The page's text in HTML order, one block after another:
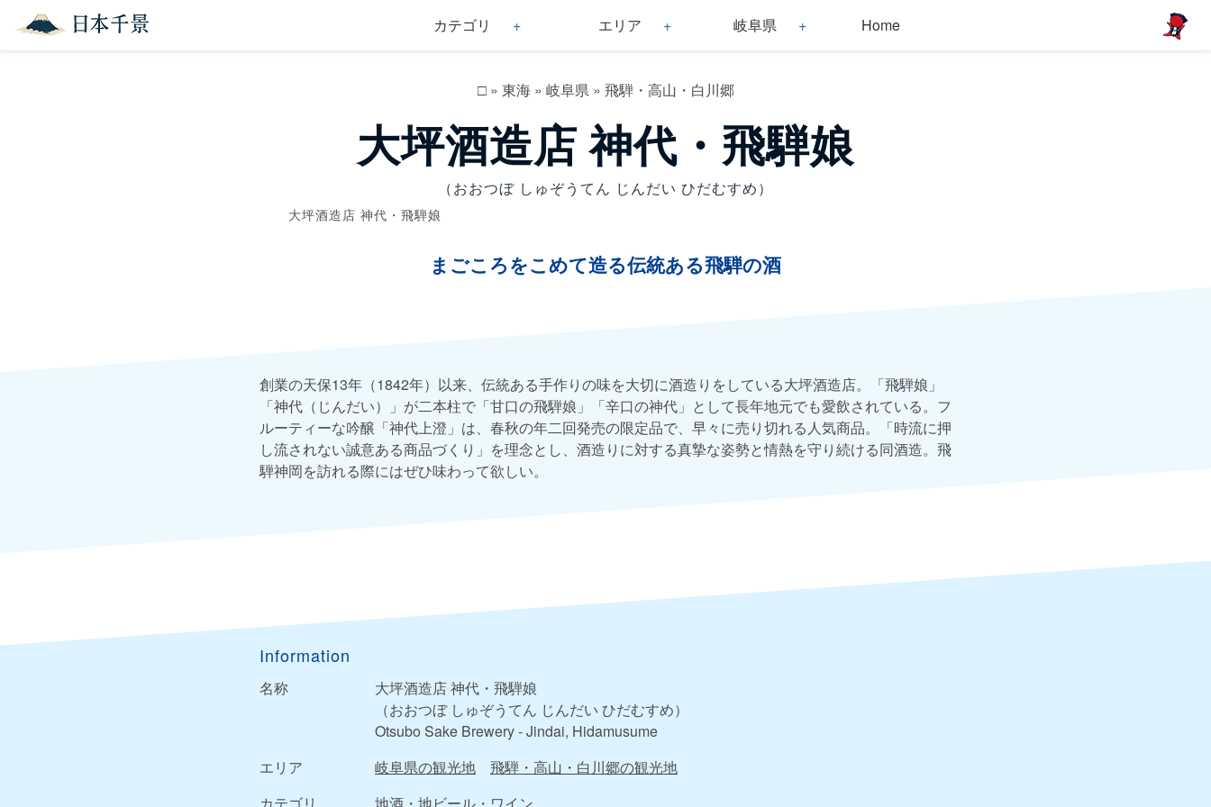
カテゴリ エリア 岐阜県 Home
□» 東海» 岐阜県» 飛騨・高山・白川郷
大坪酒造店 神代・飛騨娘
（おおつぼ しゅぞうてん じんだい ひだむすめ）
大坪酒造店 神代・飛騨娘
まごころをこめて造る伝統ある飛騨の酒
創業の天保13年（1842年）以来、伝統ある手作りの味を大切に酒造りをしている大坪酒造店。「飛騨娘」
「神代（じんだい）」が二本柱で「甘口の飛騨娘」「辛口の神代」として長年地元でも愛飲されている。フ
ルーティーな吟醸「神代上澄」は、春秋の年二回発売の限定品で、早々に売り切れる人気商品。「時流に押
し流されない誠意ある商品づくり」を理念とし、酒造りに対する真摯な姿勢と情熱を守り続ける同酒造。飛
騨神岡を訪れる際にはぜひ味わって欲しい。
Information
名称
大坪酒造店 神代・飛騨娘
（おおつぼ しゅぞうてん じんだい ひだむすめ）
Otsubo Sake Brewery - Jindai, Hidamusume
エリア
岐阜県の観光地
飛騨・高山・白川郷の観光地